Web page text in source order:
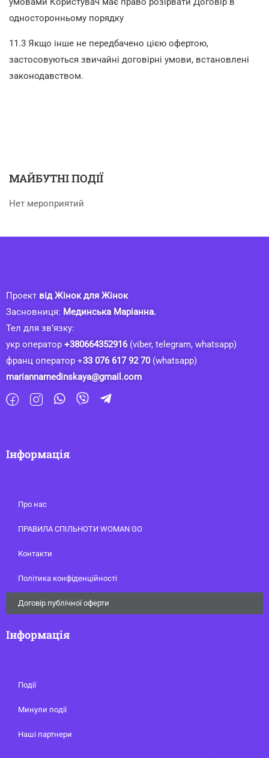
односторонньому порядку
11.3 Якщо інше не передбачено цією офертою,
застосовуються звичайні договірні умови, встановлені
законодавством.
МАЙБУТНІ ПОДІЇ
Нет мероприятий
Проект від Жінок для Жінок
Засновниця: Мединська Маріанна.
Тел для зв’язку:
укр оператор +380664352916(viber, telegram, whatsapp)
франц оператор +33 076 617 92 70(whatsapp)
mariannamedinskaya@gmail.com
Інформація
Про нас
ПРАВИЛА СПІЛЬНОТИ WOMAN GO
Контакти
Політика конфіденційності
Договір публічної оферти
Інформація
Події
Минули події
Наші партнери